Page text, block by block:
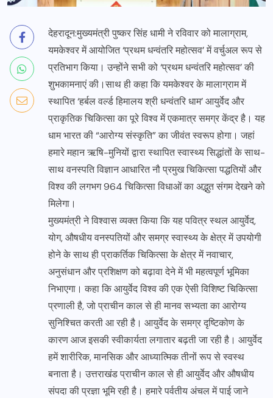
देहरादून:मुख्यमंत्री पुष्कर सिंह धामी ने रविवार को मालाग्राम,
यमकेश्वर में आयोजित ‘प्रथम धन्वंतरि महोत्सव’ में वर्चुअल रूप से
प्रतिभाग किया। उन्होंने सभी को ‘प्रथम धन्वंतरि महोत्सव’ की
शुभकामनाएं की।साथ ही कहा कि यमकेश्वर के मालाग्राम में
स्थापित ‘हर्बल वर्ल्ड हिमालय श्री धन्वंतरि धाम’ आयुर्वेद और
प्राकृतिक चिकित्सा का पूरे विश्व में एकमात्र समग्र केंद्र है। यह
धाम भारत की “आरोग्य संस्कृति” का जीवंत स्वरूप होगा। जहां
हमारे महान ऋषि-मुनियों द्वारा स्थापित स्वास्थ्य सिद्धांतों के साथ-
साथ वनस्पति विज्ञान आधारित नौ प्रमुख चिकित्सा पद्धतियों और
विश्व की लगभग 964 चिकित्सा विधाओं का अद्भुत संगम देखने को
मिलेगा।
मुख्यमंत्री ने विश्वास व्यक्त किया कि यह पवित्र स्थल आयुर्वेद,
योग, औषधीय वनस्पतियों और समग्र स्वास्थ्य के क्षेत्र में उपयोगी
होने के साथ ही प्राकर्तिक चिकित्सा के क्षेत्र में नवाचार,
अनुसंधान और प्रशिक्षण को बढ़ावा देने में भी महत्वपूर्ण भूमिका
निभाएगा। कहा कि आयुर्वेद विश्व की एक ऐसी विशिष्ट चिकित्सा
प्रणाली है, जो प्राचीन काल से ही मानव सभ्यता का आरोग्य
सुनिश्चित करती आ रही है। आयुर्वेद के समग्र दृष्टिकोण के
कारण आज इसकी स्वीकार्यता लगातार बढ़ती जा रही है। आयुर्वेद
हमें शारीरिक, मानसिक और आध्यात्मिक तीनों रूप से स्वस्थ
बनाता है। उत्तराखंड प्राचीन काल से ही आयुर्वेद और औषधीय
संपदा की प्रज्ञा भूमि रही है। हमारे पर्वतीय अंचल में पाई जाने